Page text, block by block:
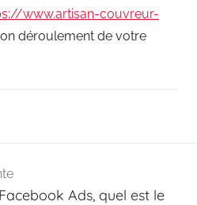
www.artisan-couvreur-
déroulement de votre
Ads, quel est le